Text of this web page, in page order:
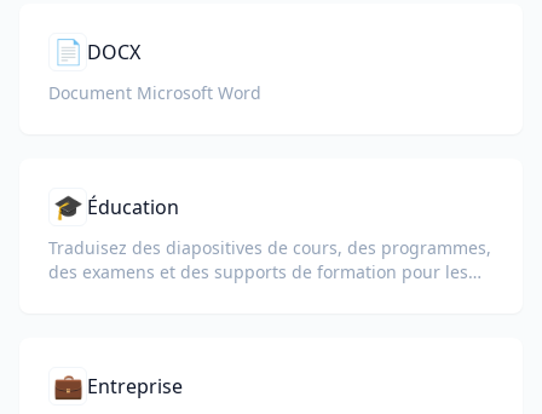
📄 DOCX
Document Microsoft Word
🎓 Éducation
Traduisez des diapositives de cours, des programmes,
des examens et des supports de formation pour les
💼 Entreprise